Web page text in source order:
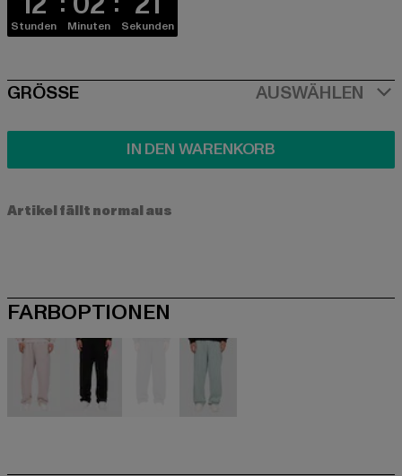
Stunden Minuten Sekunden
SIZE
GRÖSSE AUSWÄHLEN
IN DEN WARENKORB
Artikel fällt normal aus
FARBOPTIONEN